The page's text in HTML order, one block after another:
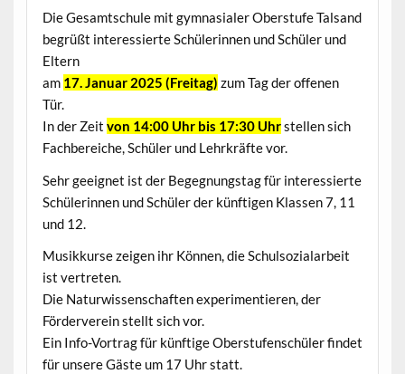
Die Gesamtschule mit gymnasialer Oberstufe Talsand
begrüßt interessierte Schülerinnen und Schüler und
Eltern
am 17. Januar 2025 (Freitag) zum Tag der offenen
Tür.
In der Zeit von 14:00 Uhr bis 17:30 Uhrstellen sich
Fachbereiche, Schüler und Lehrkräfte vor.
Sehr geeignet ist der Begegnungstag für interessierte
Schülerinnen und Schüler der künftigen Klassen 7, 11
und 12.
Musikkurse zeigen ihr Können, die Schulsozialarbeit
ist vertreten.
Die Naturwissenschaften experimentieren, der
Förderverein stellt sich vor.
Ein Info-Vortrag für künftige Oberstufenschüler findet
für unsere Gäste um 17 Uhr statt.